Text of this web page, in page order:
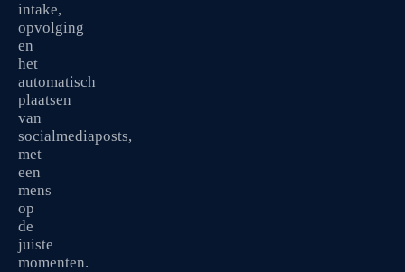
intake,
opvolging
en
het
automatisch
plaatsen
van
socialmediaposts,
met
een
mens
op
de
juiste
momenten.